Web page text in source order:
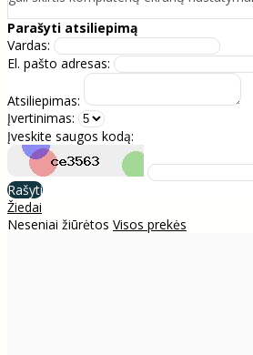
Parašyti atsiliepimą
Vardas:
El. pašto adresas:
Atsiliepimas:
Įvertinimas:
Įveskite saugos kodą:
Rašyti
Žiedai
Neseniai žiūrėtos Visos prekės